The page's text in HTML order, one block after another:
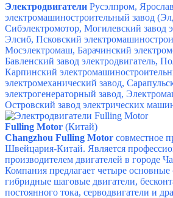
Электродвигатели Русэлпром,
электромашиностроительный завод
Сибэлектромотор, Могилевский завод
Элсиб, Псковский
Мосэлектромаш, Барачинский
Бавленский завод электродвигатель,
Карпинский
электромеханический завод,
электрогенераторный завод,
Островский завод электрических
Fulling Motor (Китай)
Changzhou Fulling Motor совместное
Швейцария-Китай. Является
производителем двигателей в городе
Компания предлагает четыре основные
гибридные шаговые двигатели,
постоянного тока, серводвигатели и